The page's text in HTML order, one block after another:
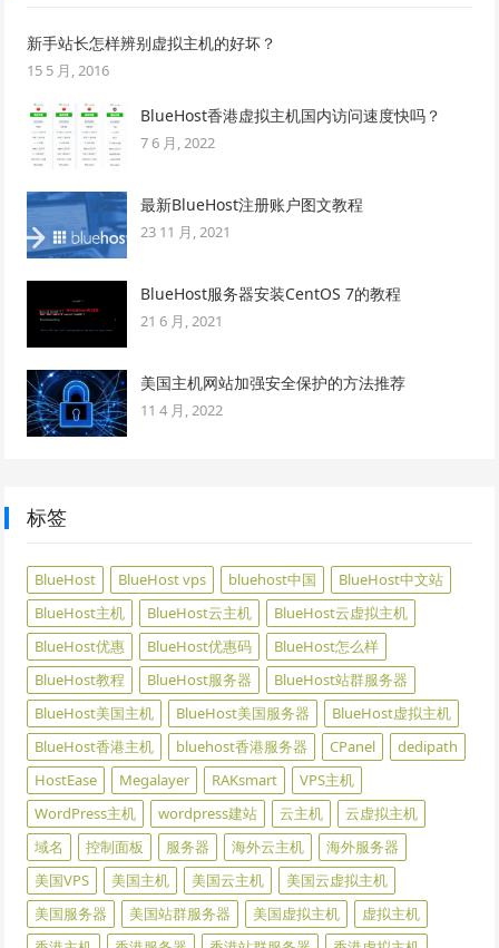
新手站长怎样辨别虚拟主机的好坏？
15 5 月, 2016
BlueHost香港虚拟主机国内访问速度快吗？
7 6 月, 2022
最新BlueHost注册账户图文教程
23 11 月, 2021
BlueHost服务器安装CentOS 7的教程
21 6 月, 2021
美国主机网站加强安全保护的方法推荐
11 4 月, 2022
标签
BlueHost BlueHost vps bluehost中国
BlueHost中文站
BlueHost主机
BlueHost云主机
BlueHost云虚拟主机
BlueHost优惠
BlueHost优惠码
BlueHost怎么样
BlueHost教程
BlueHost服务器
BlueHost站群服务器
BlueHost美国主机
BlueHost美国服务器
BlueHost虚拟主机
BlueHost香港主机
bluehost香港服务器 CPanel
dedipath
HostEase
Megalayer RAKsmart
VPS主机
WordPress主机
wordpress建站 云主机
云虚拟主机
域名
控制面板 服务器 海外云主机
海外服务器
美国VPS
美国主机 美国云主机
美国云虚拟主机
美国服务器
美国站群服务器 美国虚拟主机
虚拟主机